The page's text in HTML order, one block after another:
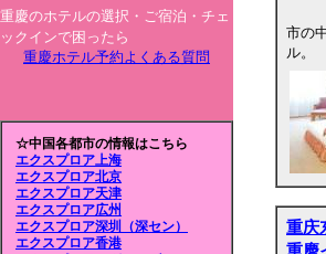
重慶のホテルの選択・ご宿泊・チェ
ックインで困ったら
重慶ホテル予約よくある質問
☆中国各都市の情報はこちら
エクスプロア上海
エクスプロア北京
エクスプロア天津
エクスプロア広州
エクスプロア深圳（深セン）
エクスプロア香港
市の
ル。
重庆
重慶